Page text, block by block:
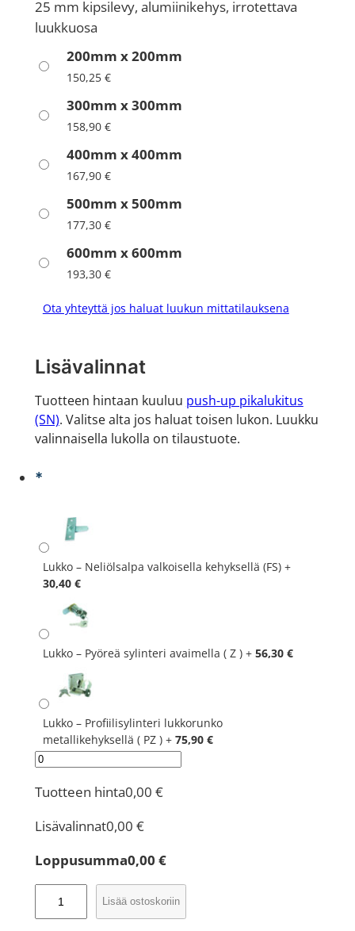
25 mm kipsilevy, alumiinikehys, irrotettava
luukkuosa
200mm x 200mm
150,25 €
300mm x 300mm
158,90 €
400mm x 400mm
167,90 €
500mm x 500mm
177,30 €
600mm x 600mm
193,30 €
Ota yhteyttä jos haluat luukun mittatilauksena
Lisävalinnat
Tuotteen hintaan kuuluu push-up pikalukitus
(SN). Valitse alta jos haluat toisen lukon. Luukku
valinnaisella lukolla on tilaustuote.
*
Lukko – Neliölsalpa valkoisella kehyksellä (FS)+
30,40 €
Lukko – Pyöreä sylinteri avaimella ( Z )+ 56,30 €
Lukko – Profiilisylinteri lukkorunko
metallikehyksellä ( PZ )+ 75,90 €
Tuotteen hinta0,00 €
Lisävalinnat0,00 €
Loppusumma0,00 €
Lisää ostoskoriin